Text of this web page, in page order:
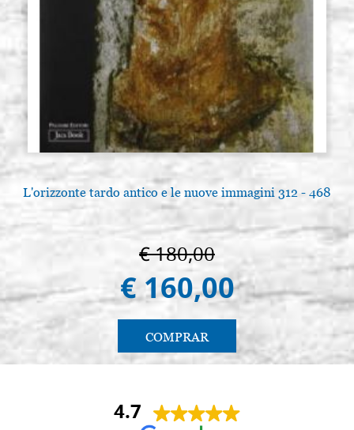
L'orizzonte tardo antico e le nuove immagini 312 - 468
€ 180,00
€ 160,00
COMPRAR
4.7